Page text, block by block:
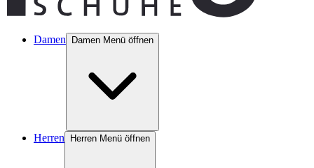
Damen Damen Menü öffnen
Herren Herren Menü öffnen